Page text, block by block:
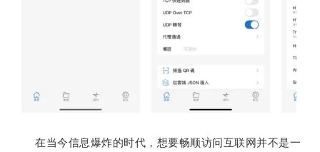
在当今信息爆炸的时代，想要畅顺访问互联网并不是一